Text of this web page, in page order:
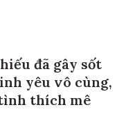
đã gây sốt
yêu vô cùng,
thích mê